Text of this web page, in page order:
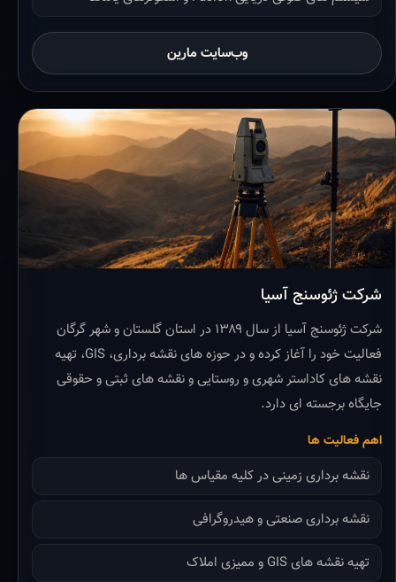
وب‌سایت مارین
شرکت ژئوسنج آسیا
شرکت ژئوسنج آسیا از سال ۱۳۸۹ در استان گلستان و شهر گرگان
فعالیت خود را آغاز کرده و در حوزه های نقشه برداری، GIS، تهیه
نقشه های کاداستر شهری و روستایی و نقشه های ثبتی و حقوقی
جایگاه برجسته ای دارد.
اهم فعالیت ها
نقشه برداری زمینی در کلیه مقیاس ها
نقشه برداری صنعتی و هیدروگرافی
تهیه نقشه های GIS و ممیزی املاک